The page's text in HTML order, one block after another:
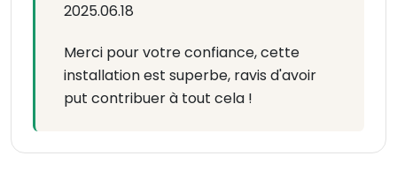
2025.06.18
Merci pour votre confiance, cette
installation est superbe, ravis d'avoir
put contribuer à tout cela !